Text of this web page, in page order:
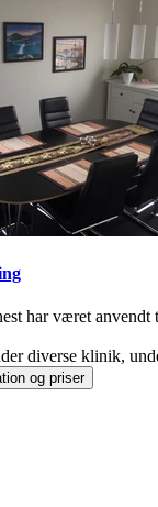
har været anvendt
diverse klinik,
og priser